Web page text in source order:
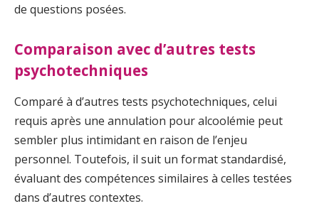
de questions posées.
Comparaison avec d’autres tests
psychotechniques
Comparé à d’autres tests psychotechniques, celui
requis après une annulation pour alcoolémie peut
sembler plus intimidant en raison de l’enjeu
personnel. Toutefois, il suit un format standardisé,
évaluant des compétences similaires à celles testées
dans d’autres contextes.